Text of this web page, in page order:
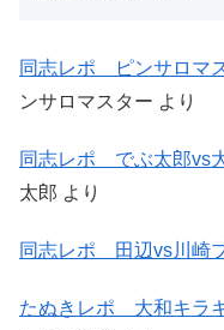
同志レポ ピンサロマ
ンサロマスター より
同志レポ でぶ太郎vs
太郎 より
同志レポ 田辺vs川崎
たぬきレポ 大和キラ